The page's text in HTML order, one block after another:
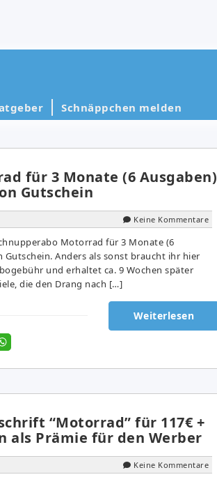
Schnäppchen melden
für 3 Monate (6 Ausgaben)
Gutschein
Keine Kommentare
Motorrad für 3 Monate (6
Gutschein. Anders als sonst braucht ihr hier
und erhaltet ca. 9 Wochen später
die den Drang nach […]
Weiterlesen
“Motorrad” für 117€ +
als Prämie für den Werber
Keine Kommentare